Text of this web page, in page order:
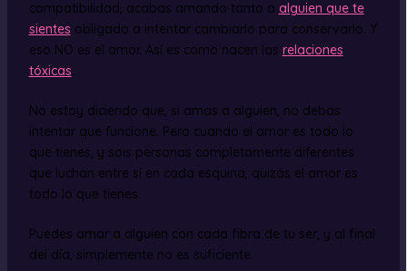
compatibilidad, acabas amando tanto a alguien que te
sientes obligado a intentar cambiarlo para conservarlo. Y
eso NO es el amor. Así es como nacen las relaciones
tóxicas.
No estoy diciendo que, si amas a alguien, no debas
intentar que funcione. Pero cuando el amor es todo lo
que tienes, y sois personas completamente diferentes
que luchan entre sí en cada esquina, quizás el amor es
todo lo que tienes.
Puedes amar a alguien con cada fibra de tu ser, y al final
del día, simplemente no es suficiente.